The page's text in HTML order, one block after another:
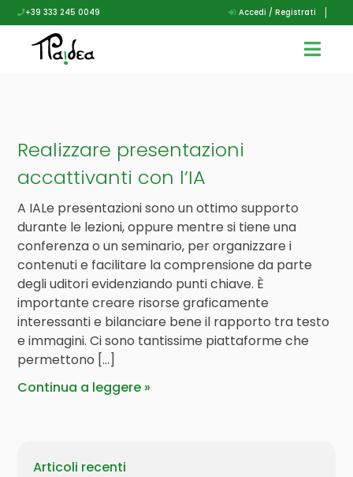
+39 333 245 0049 Accedi / Registrati
Realizzare presentazioni
accattivanti con l’IA
A IALe presentazioni sono un ottimo supporto
durante le lezioni, oppure mentre si tiene una
conferenza o un seminario, per organizzare i
contenuti e facilitare la comprensione da parte
degli uditori evidenziando punti chiave. È
importante creare risorse graficamente
interessanti e bilanciare bene il rapporto tra testo
e immagini. Ci sono tantissime piattaforme che
permettono […]
Continua a leggere
Articoli recenti